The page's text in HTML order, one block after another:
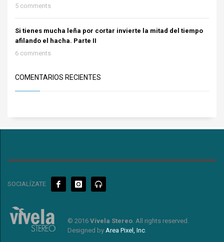
5 comments
Si tienes mucha leña por cortar invierte la mitad del tiempo
afilando el hacha. Parte II
6 comments
COMENTARIOS RECIENTES
SOCIALÍZATE
© 2016 Vívela Stereo. All rights reserved.
Designed by Area Pixel, Inc.